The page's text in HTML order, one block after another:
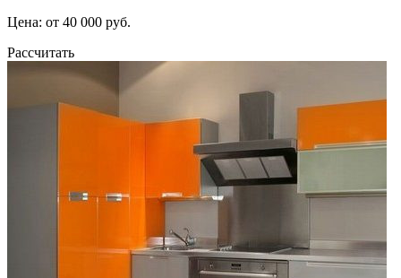
Цена: от 40 000 руб.
Рассчитать